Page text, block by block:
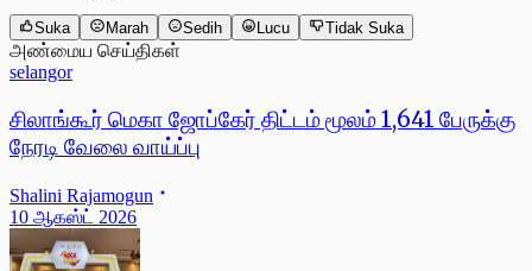
Suka Marah Sedih Lucu Tidak Suka
அண்மைய செய்திகள்
selangor
சிலாங்கூர் மெகா ஜோப்கேர் திட்டம் மூலம் 1,641 பேருக்கு
நேரடி வேலை வாய்ப்பு
Shalini Rajamogun
10 ஆகஸ்ட் 2026